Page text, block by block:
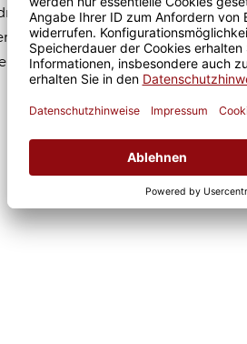
bedruckt, wodurch
problemlos
ist der Artikel auch für